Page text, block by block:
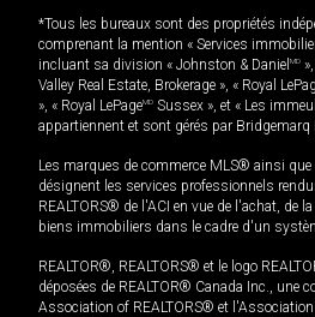
*Tous les bureaux sont des propriétés
comprenant la mention « Services
incluant sa division « Johnston & Daniel MD
Valley Real Estate, Brokerage », « Royal
», « Royal LePageMD Sussex », et « Les
appartiennent et sont gérés par Bridgemarq
Les marques de commerce MLS® ainsi
désignent les services professionnels
REALTORS® de l'ACI en vue de l'achat, de
biens immobiliers dans le cadre d'un
REALTOR®, REALTORS® et le logo
déposées de REALTOR® Canada Inc., une
Association of REALTORS® et